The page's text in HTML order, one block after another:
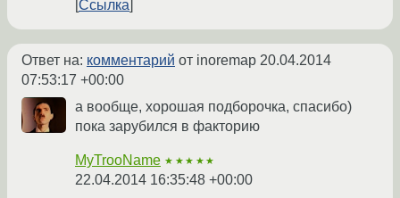
Ссылка
Ответ на: комментарий от inoremap 20.04.2014
07:53:17 +00:00
а вообще, хорошая подборочка, спасибо)
пока зарубился в факторию
MyTrooName ★★★★★
22.04.2014 16:35:48 +00:00